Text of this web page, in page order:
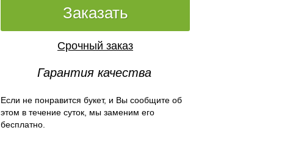
Заказать
Срочный заказ
Гарантия качества
Если не понравится букет, и Вы сообщите об
этом в течение суток, мы заменим его
бесплатно.